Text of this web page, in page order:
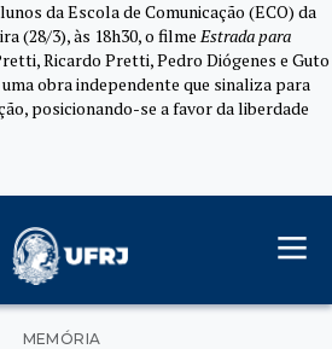
da Escola de Comunicação (ECO) da
(28/3), às 18h30, o filmeEstrada para
Ricardo Pretti, Pedro Diógenes e Guto
obra independente que sinaliza para
posicionando-se a favor da liberdade
Categorias
MEMÓRIA